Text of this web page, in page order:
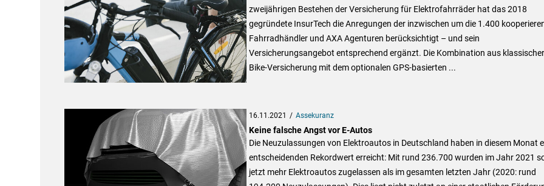
zweijährigen Bestehen der Versicherung für Elektrofahrräder hat das 2018
gegründete InsurTech die Anregungen der inzwischen um die 1.400
Fahrradhändler und AXA Agenturen berücksichtigt – und sein
Versicherungsangebot entsprechend ergänzt. Die Kombination aus
Bike-Versicherung mit dem optionalen GPS-basierten ...
16.11.2021 Assekuranz
Keine falsche Angst vor E-Autos
Die Neuzulassungen von Elektroautos in Deutschland haben in diesem Monat
entscheidenden Rekordwert erreicht: Mit rund 236.700 wurden im Jahr 2021
jetzt mehr Elektroautos zugelassen als im gesamten letzten Jahr (2020: rund